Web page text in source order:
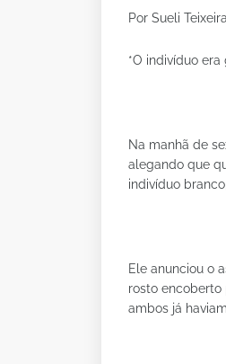
Por Sueli
*O indivíduo
Na manhã de
alegando que
indivíduo
Ele anunciou o
rosto encoberto
ambos já